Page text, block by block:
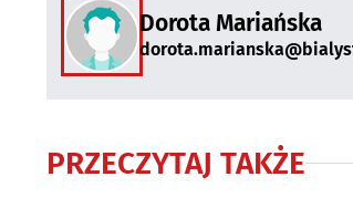
Dorota Mariańska
PRZECZYTAJ TAKŻE